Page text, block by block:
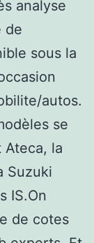
analyse
de
sous la
autos.
se
Ateca, la
Suzuki
IS.On
de cotes